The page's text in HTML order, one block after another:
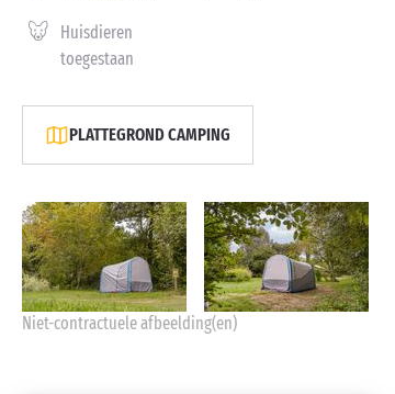
Huisdieren
toegestaan
PLATTEGROND CAMPING
Niet-contractuele afbeelding(en)